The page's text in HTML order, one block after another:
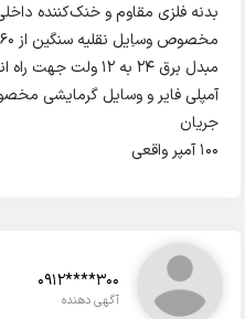
بدنه فلزی مقاوم و خنک‌کننده
مخصوص وساِیل نقلیه سنگین از 60 آمپر تا 100 آمپر
مبدل برق 24 به 12
آمپلی فایر و وسایل گرمایشی
جریان
100 آمپر واقعی
0912****300
آگهی دهنده